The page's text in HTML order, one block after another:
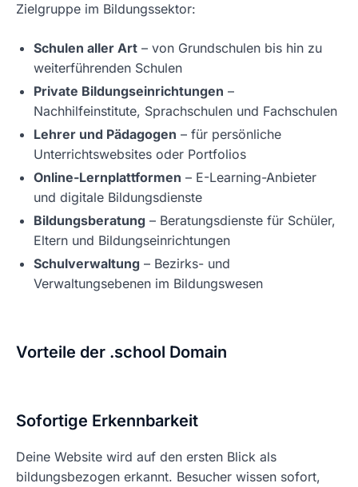
Zielgruppe im Bildungssektor:
Schulen aller Art – von Grundschulen bis hin zu
weiterführenden Schulen
Private Bildungseinrichtungen –
Nachhilfeinstitute, Sprachschulen und Fachschulen
Lehrer und Pädagogen – für persönliche
Unterrichtswebsites oder Portfolios
Online-Lernplattformen – E-Learning-Anbieter
und digitale Bildungsdienste
Bildungsberatung – Beratungsdienste für Schüler,
Eltern und Bildungseinrichtungen
Schulverwaltung – Bezirks- und
Verwaltungsebenen im Bildungswesen
Vorteile der .school Domain
Sofortige Erkennbarkeit
Deine Website wird auf den ersten Blick als
bildungsbezogen erkannt. Besucher wissen sofort,